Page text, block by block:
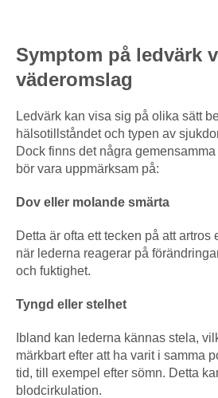
Symptom på ledvärk
väderomslag
Ledvärk kan visa sig på olika sätt
hälsotillståndet och typen av
Dock finns det några
bör vara uppmärksam på:
Dov eller molande smärta
Detta är ofta ett tecken på att artros
när lederna reagerar på
och fuktighet.
Tyngd eller stelhet
Ibland kan lederna kännas stela,
märkbart efter att ha varit i samma
tid, till exempel efter sömn. Detta
blodcirkulation.